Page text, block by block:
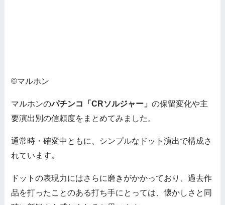
©マルホン
マルホンのパチンコ「CRソルジャー」の保留変化や主
要演出別の信頼度をまとめてみました。
通常時・確変中ともに、シンプルなドット演出で構成さ
れています。
ドットの表現力にはさらに磨きがかかっており、過去作
品を打ったことのある打ち手にとっては、懐かしさと同